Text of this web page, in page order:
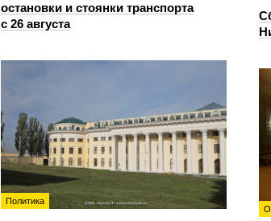
остановки и стоянки транспорта
с 26 августа
Политика